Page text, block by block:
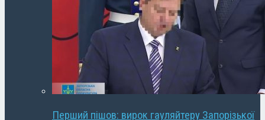
Перший пішов: вирок гауляйтеру Запорізької